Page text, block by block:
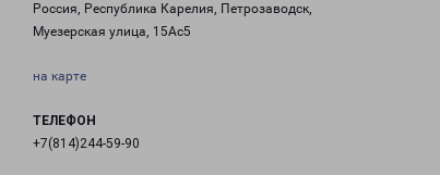
Россия, Республика Карелия, Петрозаводск,
Муезерская улица, 15Ас5
на карте
ТЕЛЕФОН
+7(814)244-59-90